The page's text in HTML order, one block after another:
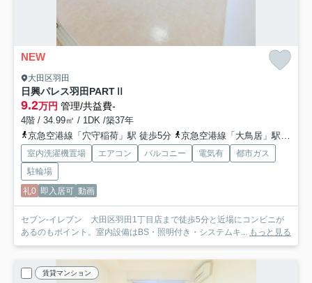
NEW
大田区羽田
日興パレス羽田PARTⅡ
9.2万円 管理/共益費-
4階 / 34.99㎡ / 1DK /築37年
京急空港線「穴守稲荷」駅 徒歩5分
京急空港線「大鳥居」駅 徒歩13分
室内洗濯機置場 エアコン バルコニー 電気有
都市ガス
駐輪場
礼0 即入居可 動画
セブン-イレブン 大田区羽田1丁目店まで徒歩5分と近場にコンビニが
あるのもポイント。室内設備はBS・照明付き・システムキ... もっと見る
賃貸マンション